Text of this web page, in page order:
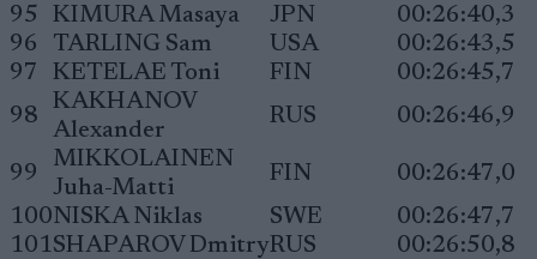
95
KIMURA Masaya JPN
00:26:40,3
96
TARLING Sam USA
00:26:43,5
97
KETELAE Toni FIN
00:26:45,7
98
KAKHANOV
Alexander
RUS 00:26:46,9
99
MIKKOLAINEN
Juha-Matti
FIN
00:26:47,0
100NISKA Niklas SWE
00:26:47,7
101SHAPAROV DmitryRUS
00:26:50,8